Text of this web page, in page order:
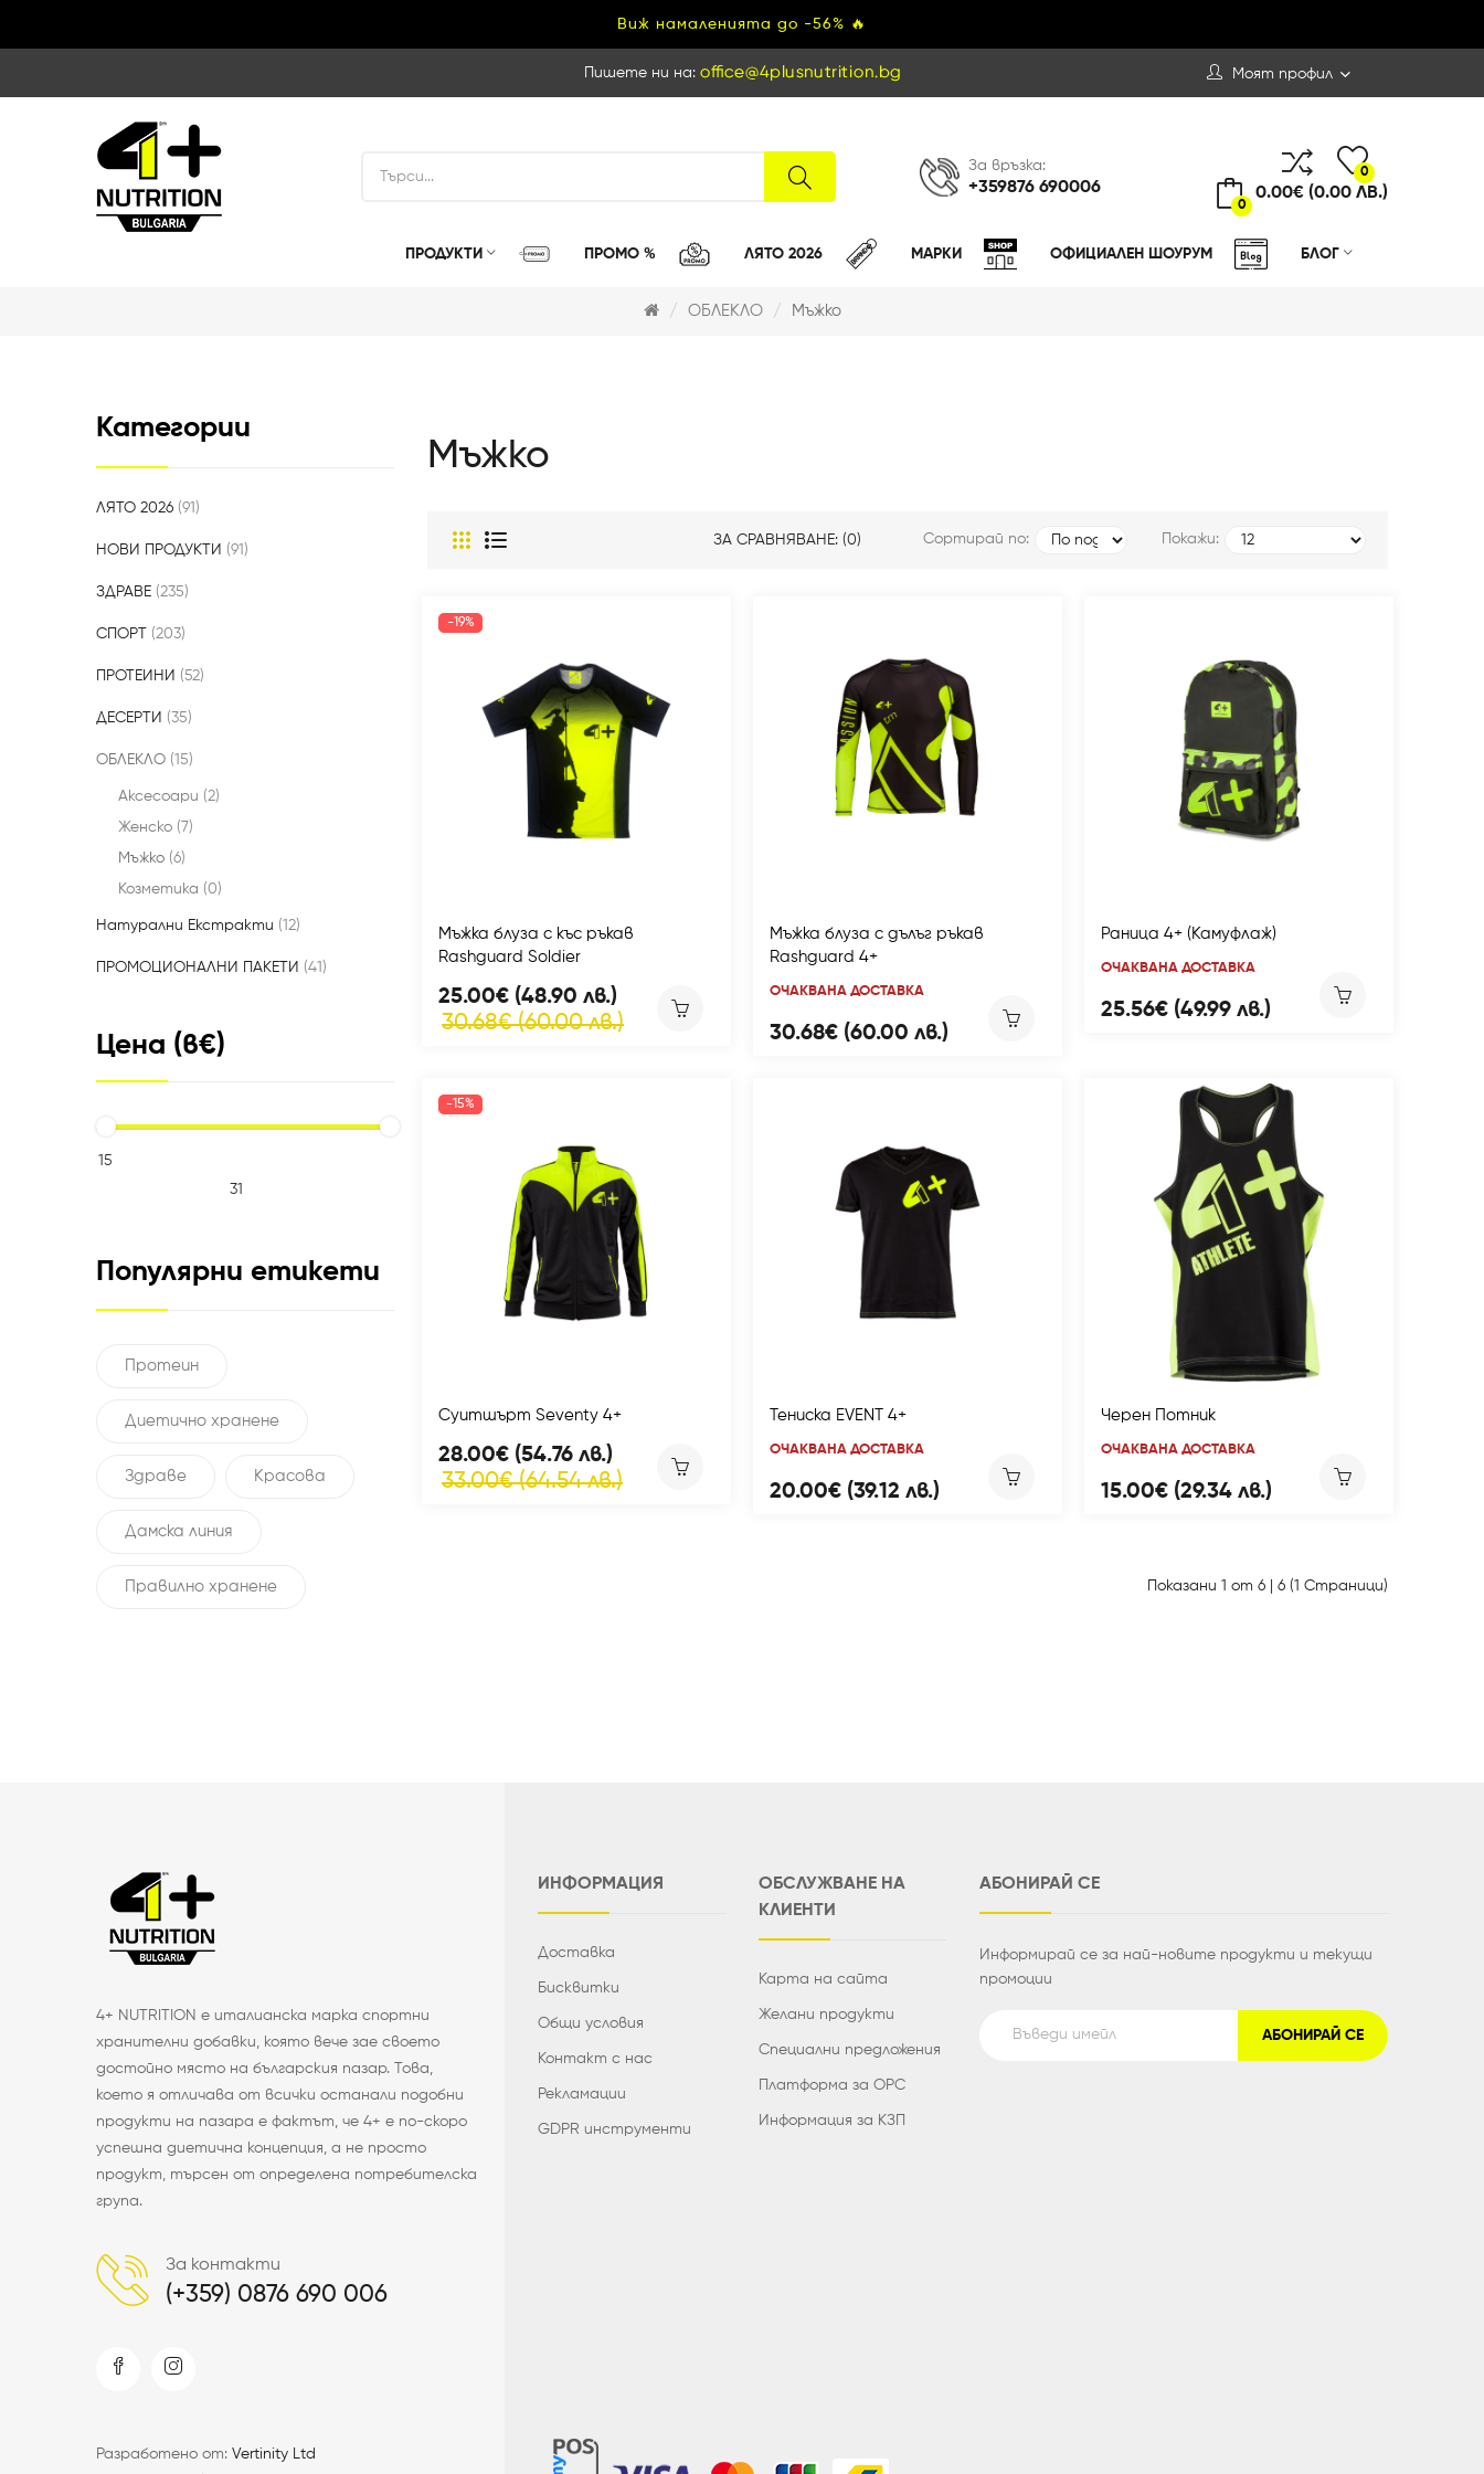
Виж намаленията до -56% 🔥
Пишете ни на: Моят профил
За връзка:
+359876 690006
0
0
0.00€ (0.00 ЛВ.)
ПРОДУКТИ ПРОМО % ЛЯТО 2026 МАРКИ ОФИЦИАЛЕН ШОУРУМ БЛОГ
ОБЛЕКЛО Мъжко
Цена (в€)
Категории
ЛЯТО 2026 91
НОВИ ПРОДУКТИ 91
ЗДРАВЕ 235
СПОРТ 203
ПРОТЕИНИ 52
ДЕСЕРТИ 35
ОБЛЕКЛО 15
Аксесоари
2
Женско
7
Мъжко 6
Козметика
0
Натурални Екстракти 12
ПРОМОЦИОНАЛНИ ПАКЕТИ 41
Популярни етикети
Протеин
Диетично хранене
Здраве Красова
Дамска линия
Правилно хранене
Мъжко
ЗА СРАВНЯВАНЕ: (0) Сортирай по: Покажи:
-19%
Мъжka блуза с къс ръкав
Rashguard Soldier
25.00€ (48.90 лв.)
30.68€ (60.00 лв.)
Мъжка блуза с дълъг ръкав
Rashguard 4+
ОЧАКВАНА ДОСТАВКА
30.68€ (60.00 лв.)
Раница 4+ (Камуфлаж)
ОЧАКВАНА ДОСТАВКА
25.56€ (49.99 лв.)
-15%
Суитшърт Seventy 4+
28.00€ (54.76 лв.)
33.00€ (64.54 лв.)
Тениска EVENT 4+
ОЧАКВАНА ДОСТАВКА
20.00€ (39.12 лв.)
Черен Потник
ОЧАКВАНА ДОСТАВКА
15.00€ (29.34 лв.)
Показани 1 от 6 | 6 (1 Страници)
4+ NUTRITION е италианска марка спортни
хранителни добавки, която вече зае своето
достойно място на българския пазар. Това,
което я отличава от всички останали подобни
продукти на пазара е фактът, че 4+ е по-скоро
успешна диетична концепция, а не просто
продукт, търсен от определена потребителска
група.
За контакти
(+359) 0876 690 006
ИНФОРМАЦИЯ
Доставка
Бисквитки
Общи условия
Контакт с нас
Рекламации
GDPR инструменти
ОБСЛУЖВАНЕ НА
КЛИЕНТИ
Карта на сайта
Желани продукти
Специални предложения
Платформа за ОРС
Информация за КЗП
АБОНИРАЙ СЕ
Информирай се за най-новите продукти и текущи
промоции
АБОНИРАЙ СЕ
Разработено от: Vertinity Ltd